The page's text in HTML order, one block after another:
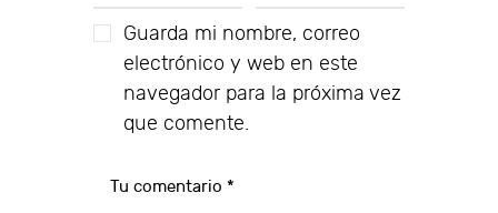
Guarda mi nombre, correo
electrónico y web en este
navegador para la próxima vez
que comente.